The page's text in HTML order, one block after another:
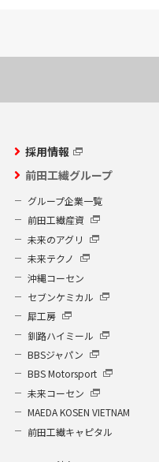
採用情報
前田工繊グループ
グループ企業一覧
前田工繊産資
未来のアグリ
未来テクノ
沖縄コーセン
セブンケミカル
犀工房
釧路ハイミール
BBSジャパン
BBS Motorsport
未来コーセン
MAEDA KOSEN VIETNAM
前田工繊キャピタル